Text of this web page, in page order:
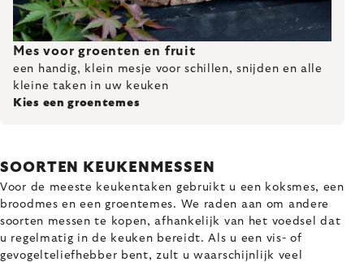
Mes voor groenten en fruit
een handig, klein mesje voor schillen, snijden en alle
kleine taken in uw keuken
Kies een groentemes
SOORTEN KEUKENMESSEN
Voor de meeste keukentaken gebruikt u een koksmes, een
broodmes en een groentemes. We raden aan om andere
soorten messen te kopen, afhankelijk van het voedsel dat
u regelmatig in de keuken bereidt. Als u een vis- of
gevogelteliefhebber bent, zult u waarschijnlijk veel